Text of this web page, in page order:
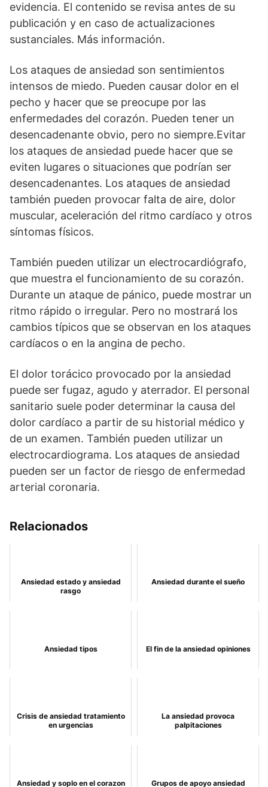
evidencia. El contenido se revisa antes de su
publicación y en caso de actualizaciones
sustanciales. Más información.
Los ataques de ansiedad son sentimientos
intensos de miedo. Pueden causar dolor en el
pecho y hacer que se preocupe por las
enfermedades del corazón. Pueden tener un
desencadenante obvio, pero no siempre.Evitar
los ataques de ansiedad puede hacer que se
eviten lugares o situaciones que podrían ser
desencadenantes. Los ataques de ansiedad
también pueden provocar falta de aire, dolor
muscular, aceleración del ritmo cardíaco y otros
síntomas físicos.
También pueden utilizar un electrocardiógrafo,
que muestra el funcionamiento de su corazón.
Durante un ataque de pánico, puede mostrar un
ritmo rápido o irregular. Pero no mostrará los
cambios típicos que se observan en los ataques
cardíacos o en la angina de pecho.
El dolor torácico provocado por la ansiedad
puede ser fugaz, agudo y aterrador. El personal
sanitario suele poder determinar la causa del
dolor cardíaco a partir de su historial médico y
de un examen. También pueden utilizar un
electrocardiograma. Los ataques de ansiedad
pueden ser un factor de riesgo de enfermedad
arterial coronaria.
Relacionados
Ansiedad estado y ansiedad
rasgo
Ansiedad durante el sueño
Ansiedad tipos El fin de la ansiedad opiniones
Crisis de ansiedad tratamiento
en urgencias
La ansiedad provoca
palpitaciones
Ansiedad y soplo en el corazon
Grupos de apoyo ansiedad